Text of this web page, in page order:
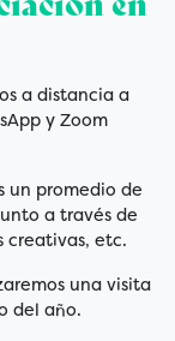
a distancia a
y Zoom
un promedio de
a través de
creativas, etc.
una visita
del año.